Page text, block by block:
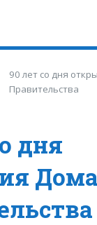
90 лет со дня
Правительства
дня
Дома